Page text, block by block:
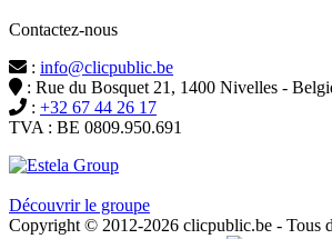
Contactez-nous
: info@clicpublic.be
: Rue du Bosquet 21, 1400 Nivelles -
: +32 67 44 26 17
TVA : BE 0809.950.691
Découvrir le groupe
Copyright © 2012-2026 clicpublic.be - Tous